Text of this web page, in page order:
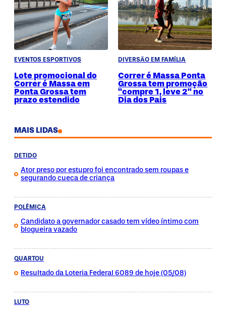
EVENTOS ESPORTIVOS
Lote promocional do
Correr é Massa em
Ponta Grossa tem
prazo estendido
DIVERSÃO EM FAMÍLIA
Correr é Massa Ponta
Grossa tem promoção
"compre 1, leve 2" no
Dia dos Pais
MAIS LIDAS
DETIDO
Ator preso por estupro foi encontrado sem roupas e
segurando cueca de criança
POLÊMICA
Candidato a governador casado tem vídeo íntimo com
blogueira vazado
QUARTOU
Resultado da Loteria Federal 6089 de hoje (05/08)
LUTO